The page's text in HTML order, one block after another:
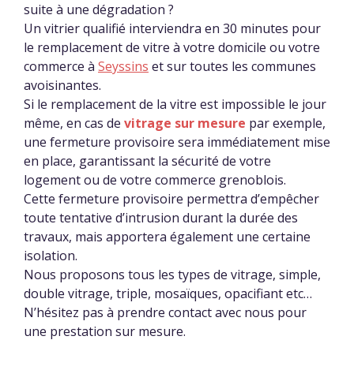
suite à une dégradation ?
Un vitrier qualifié interviendra en 30 minutes pour
le remplacement de vitre à votre domicile ou votre
commerce à Seyssins et sur toutes les communes
avoisinantes.
Si le remplacement de la vitre est impossible le jour
même, en cas de vitrage sur mesure par exemple,
une fermeture provisoire sera immédiatement mise
en place, garantissant la sécurité de votre
logement ou de votre commerce grenoblois.
Cette fermeture provisoire permettra d’empêcher
toute tentative d’intrusion durant la durée des
travaux, mais apportera également une certaine
isolation.
Nous proposons tous les types de vitrage, simple,
double vitrage, triple, mosaïques, opacifiant etc…
N’hésitez pas à prendre contact avec nous pour
une prestation sur mesure.